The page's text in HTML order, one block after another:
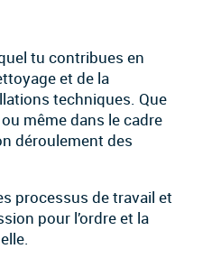
tu contribues en
et de la
techniques. Que
même dans le cadre
déroulement des
processus de travail et
pour l’ordre et la